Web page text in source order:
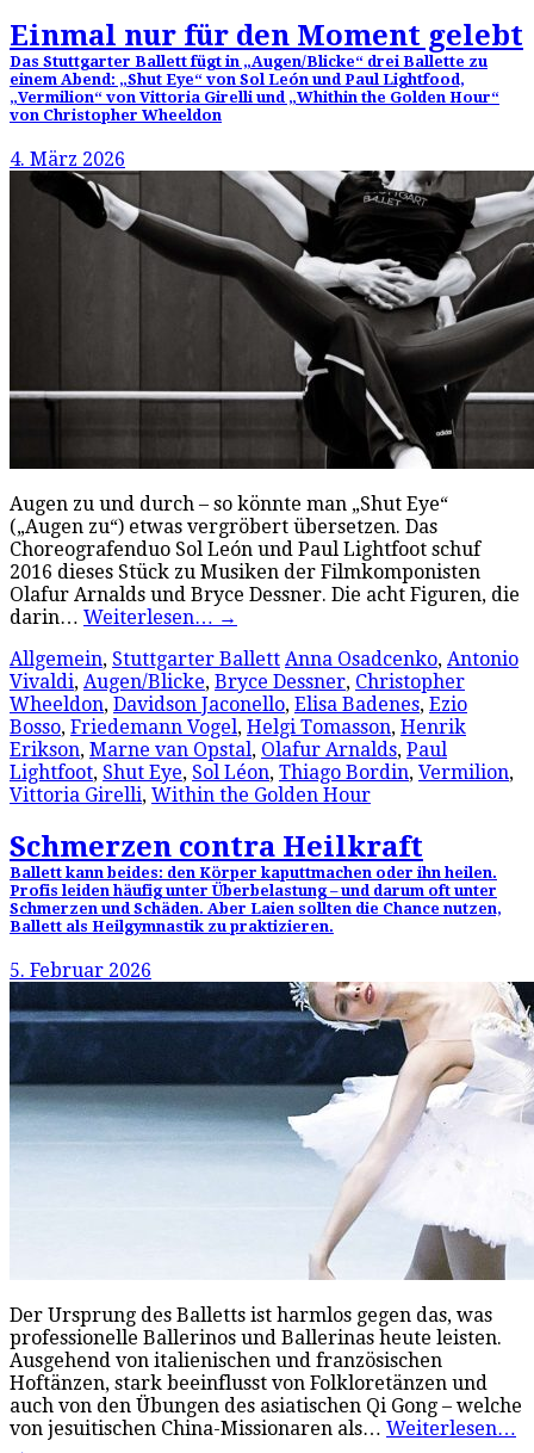
Einmal nur für den Moment gelebt
Das Stuttgarter Ballett fügt in „Augen/Blicke“ drei Ballette zu
einem Abend: „Shut Eye“ von Sol León und Paul Lightfood,
„Vermilion“ von Vittoria Girelli und „Whithin the Golden Hour“
von Christopher Wheeldon
4. März 2026
Augen zu und durch – so könnte man „Shut Eye“
(„Augen zu“) etwas vergröbert übersetzen. Das
Choreografenduo Sol León und Paul Lightfoot schuf
2016 dieses Stück zu Musiken der Filmkomponisten
Olafur Arnalds und Bryce Dessner. Die acht Figuren, die
darin… Weiterlesen… →
Allgemein, Stuttgarter Ballett Anna Osadcenko, Antonio
Vivaldi, Augen/Blicke, Bryce Dessner, Christopher
Wheeldon, Davidson Jaconello, Elisa Badenes, Ezio
Bosso, Friedemann Vogel, Helgi Tomasson, Henrik
Erikson, Marne van Opstal, Olafur Arnalds, Paul
Lightfoot, Shut Eye, Sol Léon, Thiago Bordin, Vermilion,
Vittoria Girelli, Within the Golden Hour
Schmerzen contra Heilkraft
Ballett kann beides: den Körper kaputtmachen oder ihn heilen.
Profis leiden häufig unter Überbelastung – und darum oft unter
Schmerzen und Schäden. Aber Laien sollten die Chance nutzen,
Ballett als Heilgymnastik zu praktizieren.
5. Februar 2026
Der Ursprung des Balletts ist harmlos gegen das, was
professionelle Ballerinos und Ballerinas heute leisten.
Ausgehend von italienischen und französischen
Hoftänzen, stark beeinflusst von Folkloretänzen und
auch von den Übungen des asiatischen Qi Gong – welche
von jesuitischen China-Missionaren als… Weiterlesen…